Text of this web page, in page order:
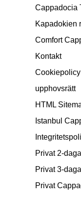
Cappadocia
Kapadokien
Comfort
Kontakt
Cookiepolicy
upphovsrätt
HTML
Istanbul
Privat 2-
Privat 3-
Privat